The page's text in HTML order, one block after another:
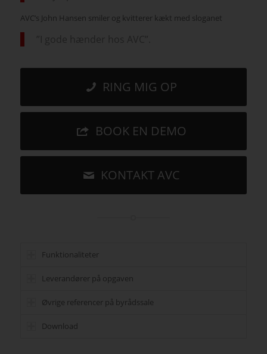
AVC’s John Hansen smiler og kvitterer kækt med sloganet
RING MIG OP
BOOK EN DEMO
KONTAKT AVC
Funktionaliteter
Leverandører på opgaven
Øvrige referencer på byrådssale
Download